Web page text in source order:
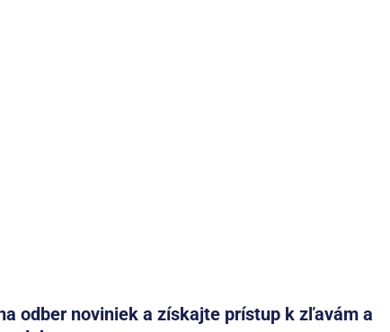
odber noviniek a získajte prístup k zľavám a